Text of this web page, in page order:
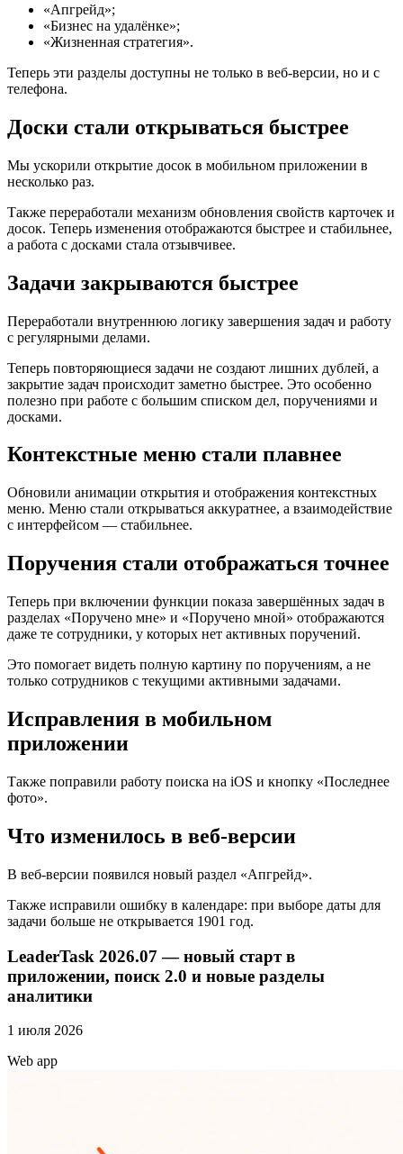
«Апгрейд»;
«Бизнес на удалёнке»;
«Жизненная стратегия».
Теперь эти разделы доступны не только в веб-версии, но и с
телефона.
Доски стали открываться быстрее
Мы ускорили открытие досок в мобильном приложении в
несколько раз.
Также переработали механизм обновления свойств карточек и
досок. Теперь изменения отображаются быстрее и стабильнее,
а работа с досками стала отзывчивее.
Задачи закрываются быстрее
Переработали внутреннюю логику завершения задач и работу
с регулярными делами.
Теперь повторяющиеся задачи не создают лишних дублей, а
закрытие задач происходит заметно быстрее. Это особенно
полезно при работе с большим списком дел, поручениями и
досками.
Контекстные меню стали плавнее
Обновили анимации открытия и отображения контекстных
меню. Меню стали открываться аккуратнее, а взаимодействие
с интерфейсом — стабильнее.
Поручения стали отображаться точнее
Теперь при включении функции показа завершённых задач в
разделах «Поручено мне» и «Поручено мной» отображаются
даже те сотрудники, у которых нет активных поручений.
Это помогает видеть полную картину по поручениям, а не
только сотрудников с текущими активными задачами.
Исправления в мобильном
приложении
Также поправили работу поиска на iOS и кнопку «Последнее
фото».
Что изменилось в веб-версии
В веб-версии появился новый раздел «Апгрейд».
Также исправили ошибку в календаре: при выборе даты для
задачи больше не открывается 1901 год.
LeaderTask 2026.07 — новый старт в
приложении, поиск 2.0 и новые разделы
аналитики
1 июля 2026
Web app